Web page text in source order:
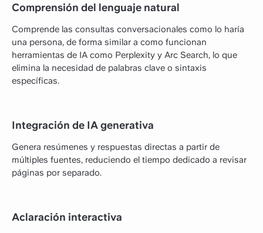
Comprensión del lenguaje natural
Comprende las consultas conversacionales como lo haría
una persona, de forma similar a como funcionan
herramientas de IA como Perplexity y Arc Search, lo que
elimina la necesidad de palabras clave o sintaxis
específicas.
Integración de IA generativa
Genera resúmenes y respuestas directas a partir de
múltiples fuentes, reduciendo el tiempo dedicado a revisar
páginas por separado.
Aclaración interactiva